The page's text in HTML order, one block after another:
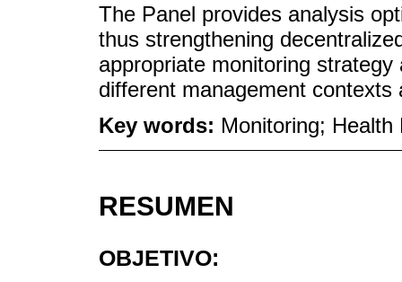
The Panel provides analysis
thus strengthening
appropriate monitoring
different management contexts
Key words: Monitoring;
RESUMEN
OBJETIVO: